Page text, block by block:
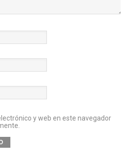
y web en este navegador